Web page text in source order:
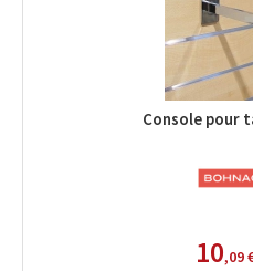
Console pour
10,09